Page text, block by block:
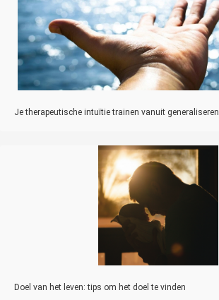
Je therapeutische intuïtie trainen vanuit generaliseren
Doel van het leven: tips om het doel te vinden